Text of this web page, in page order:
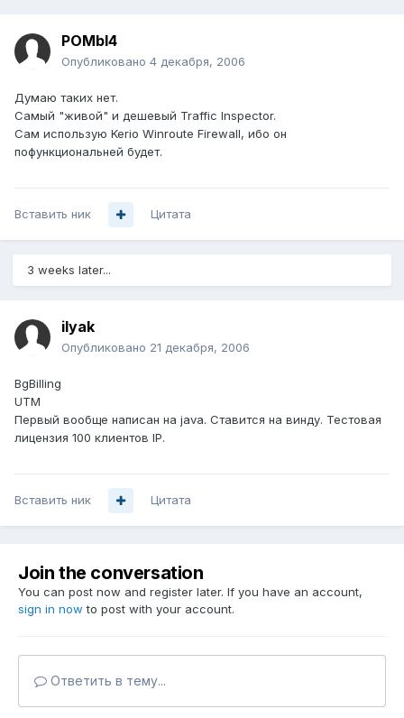
POMbI4
Опубликовано 4 декабря, 2006
Думаю таких нет.
Самый "живой" и дешевый Traffic Inspector.
Сам использую Kerio Winroute Firewall, ибо он
пофункциональней будет.
Вставить ник Цитата
3 weeks later...
ilyak
Опубликовано 21 декабря, 2006
BgBilling
UTM
Первый вообще написан на java. Ставится на винду. Тестовая
лицензия 100 клиентов IP.
Вставить ник Цитата
Join the conversation
You can post now and register later. If you have an account,
sign in now to post with your account.
Ответить в тему...